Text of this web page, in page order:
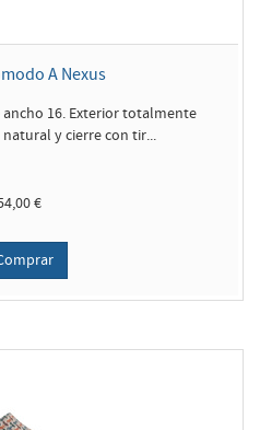
A Nexus
16. Exterior totalmente
y cierre con tir...
€